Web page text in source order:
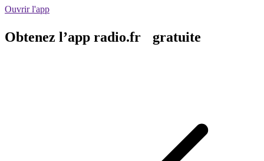
Ouvrir l'app
Obtenez l’app radio.fr gratuite